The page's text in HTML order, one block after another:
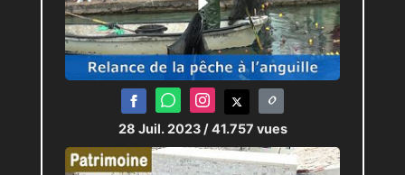
28 Juil. 2023 / 41.757 vues